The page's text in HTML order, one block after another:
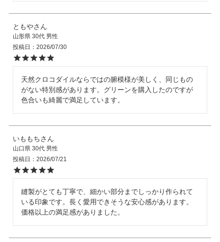
ルマガ登録・解除
舗紹介
人情報の取り扱い
問い合わせ
FOLLOW US
ともや
山形県 30代 男性
投稿日
2026/07/30
天然クロコダイルならではの腑模様が美しく、同じもの
がない特別感があります。グリーンを購入したのですが
色合いも綺麗で満足しています。
いももち
山口県 30代 男性
投稿日
2026/07/21
縫製がとても丁寧で、細かい部分までしっかり作られて
いる印象です。長く愛用できそうな安心感があります。
価格以上の満足感がありました。